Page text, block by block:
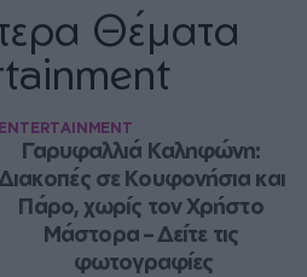
Θέματα
ENTERTAINMENT
Γαρυφαλλιά Καληφώνη:
Διακοπές σε Κουφονήσια και
Πάρο, χωρίς τον Χρήστο
Μάστορα – Δείτε τις
φωτογραφίες